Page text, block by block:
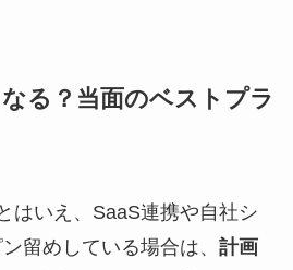
る？当面のベストプラ
はいえ、SaaS連携や自社シ
留めしている場合は、 計画